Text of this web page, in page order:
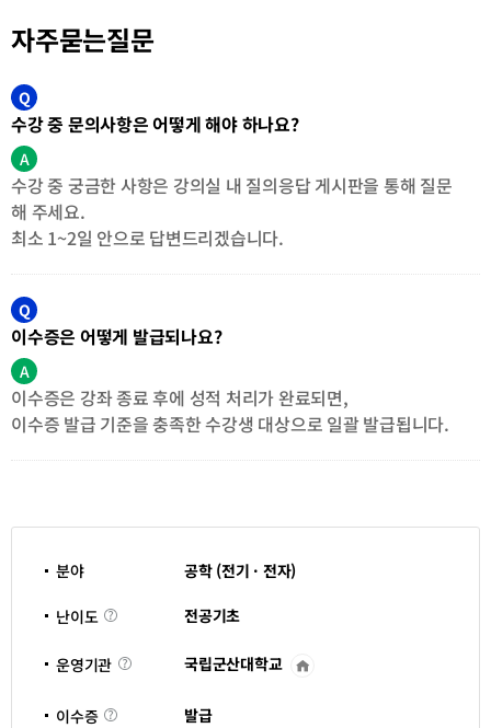
자주묻는질문
Q
수강 중 문의사항은 어떻게 해야 하나요?
A
수강 중 궁금한 사항은 강의실 내 질의응답 게시판을 통해 질문
해 주세요.
최소 1~2일 안으로 답변드리겠습니다.
Q
이수증은 어떻게 발급되나요?
A
이수증은 강좌 종료 후에 성적 처리가 완료되면,
이수증 발급 기준을 충족한 수강생 대상으로 일괄 발급됩니다.
분야 공학 (전기 · 전자)
난이도 난
이
전공기초
운영기관 국립군산대학교
운
이수증 이 발급